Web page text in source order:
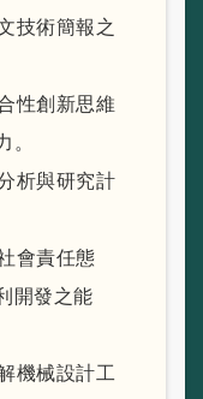
技術簡報之
性創新思維
。
析與研究計
會責任態
開發之能
機械設計工